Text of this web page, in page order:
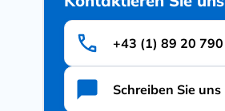
+43 (1) 89 20 790
Schreiben Sie uns